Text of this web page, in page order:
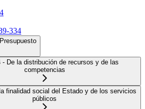
334
- De la distribución de recursos y de las
competencias
finalidad social del Estado y de los servicios
públicos